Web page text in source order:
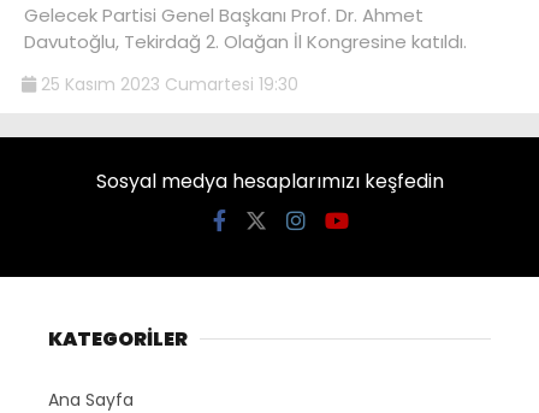
Gelecek Partisi Genel Başkanı Prof. Dr. Ahmet
Davutoğlu, Tekirdağ 2. Olağan İl Kongresine katıldı.
25 Kasım 2023 Cumartesi 19:30
Sosyal medya hesaplarımızı keşfedin
KATEGORİLER
Ana Sayfa